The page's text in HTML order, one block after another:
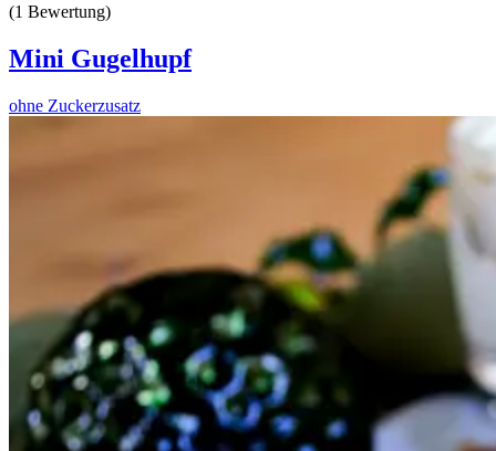
(1 Bewertung)
Mini Gugelhupf
ohne Zuckerzusatz